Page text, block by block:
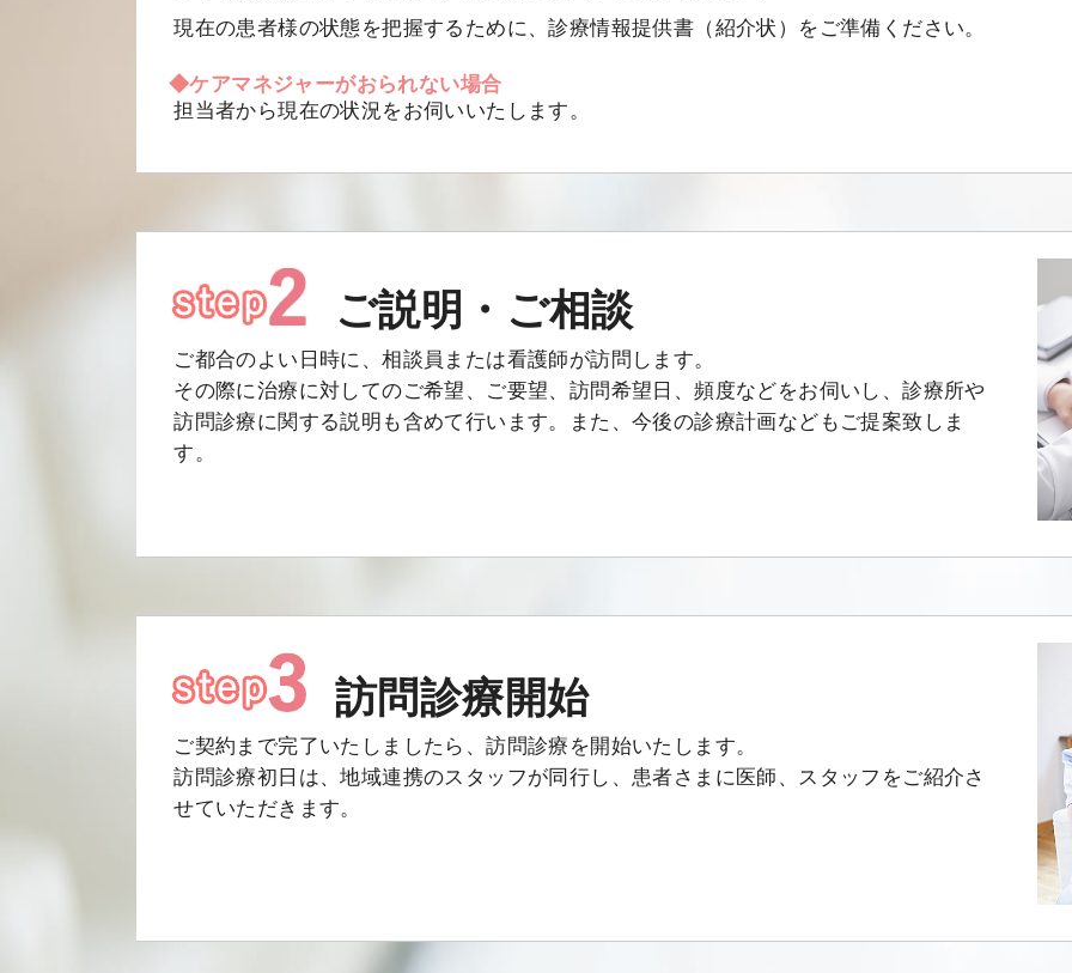
現在の患者様の状態を把握するために、診療情報提供書（紹介状）をご準備ください。
◆ケアマネジャーがおられない場合
担当者から現在の状況をお伺いいたします。
ご説明・ご相談
ご都合のよい日時に、相談員または看護師が訪問します。
その際に治療に対してのご希望、ご要望、訪問希望日、頻度などをお伺いし、診療所や
訪問診療に関する説明も含めて行います。また、今後の診療計画などもご提案致しま
す。
訪問診療開始
ご契約まで完了いたしましたら、訪問診療を開始いたします。
訪問診療初日は、地域連携のスタッフが同行し、患者さまに医師、スタッフをご紹介さ
せていただきます。